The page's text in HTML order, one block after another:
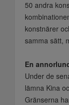
50 andra
konstnärer
samma sätt,
En
Under de
lämna Kina
Gränserna